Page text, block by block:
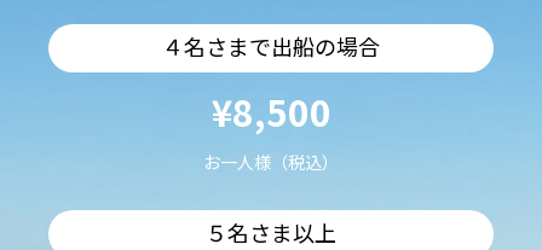
４名さまで出船の場合
¥8,500
お一人様（税込）
５名さま以上